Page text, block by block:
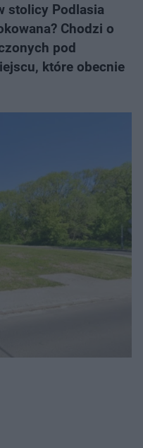
stolicy Podlasia
Chodzi o
pod
które obecnie